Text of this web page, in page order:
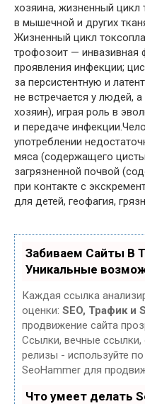
хозяина, жизненный
в мышечной и других
Жизненный цикл
трофозоит —
проявления инфекции;
за персистентную и
не встречается у людей,
хозяин), играя роль в
и передаче
употреблении
мяса (содержащего
загрязненной почвой
при контакте с
для детей, геофагия,
Забиваем Сайты В
Уникальные
Каждая ссылка
оценки: SEO, Трафик и
продвижение сайта
Ссылки, вечные ссылки,
релизы - используйте
SeoHammer для
Что умеет делать